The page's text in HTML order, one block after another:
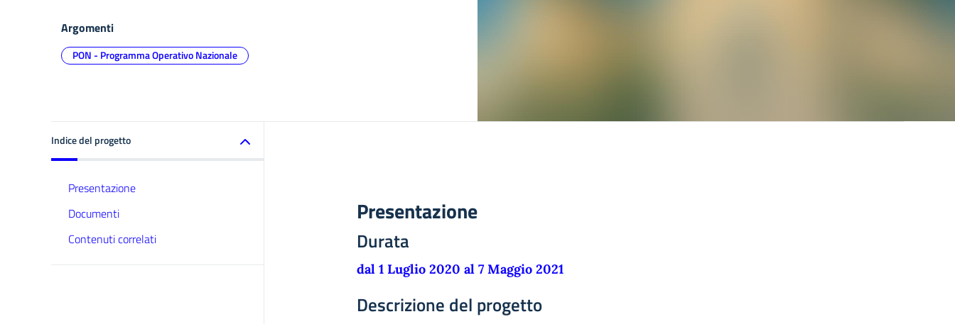
Argomenti
PON - Programma Operativo Nazionale
Indice del progetto
Presentazione
Documenti
Contenuti correlati
Presentazione
Durata
dal 1 Luglio 2020 al 7 Maggio 2021
Descrizione del progetto